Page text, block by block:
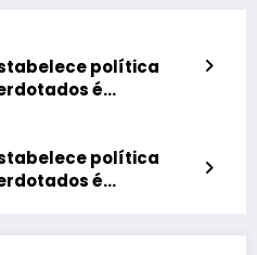
política
é
política
é